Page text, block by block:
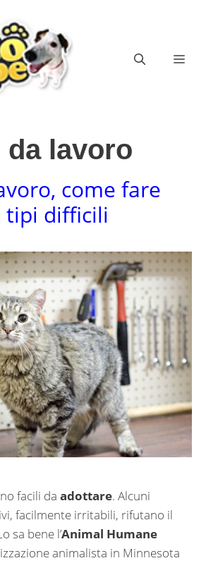
da lavoro
come fare
tipi difficili
facili da adottare. Alcuni
facilmente irritabili, rifutano il
sa bene l’Animal Humane
animalista in Minnesota